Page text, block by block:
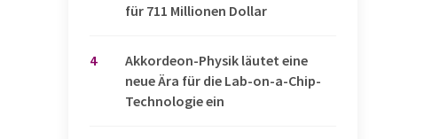
für 711 Millionen Dollar
4
Akkordeon-Physik läutet eine
neue Ära für die Lab-on-a-Chip-
Technologie ein